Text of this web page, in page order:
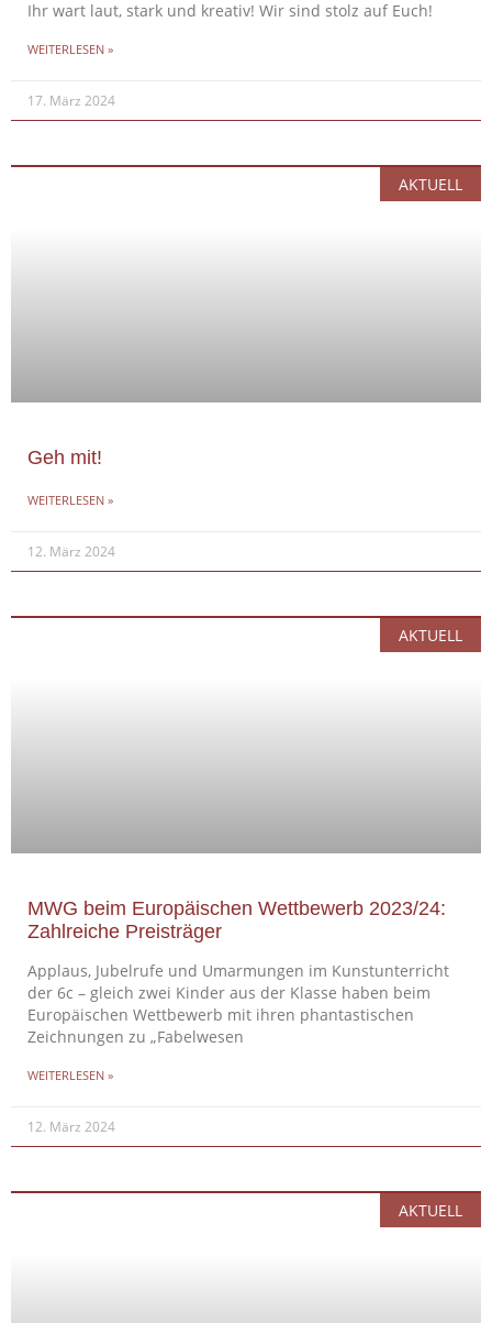
Ihr wart laut, stark und kreativ! Wir sind stolz auf Euch!
WEITERLESEN »
17. März 2024
AKTUELL
Geh mit!
WEITERLESEN »
12. März 2024
AKTUELL
MWG beim Europäischen Wettbewerb 2023/24:
Zahlreiche Preisträger
Applaus, Jubelrufe und Umarmungen im Kunstunterricht
der 6c – gleich zwei Kinder aus der Klasse haben beim
Europäischen Wettbewerb mit ihren phantastischen
Zeichnungen zu „Fabelwesen
WEITERLESEN »
12. März 2024
AKTUELL